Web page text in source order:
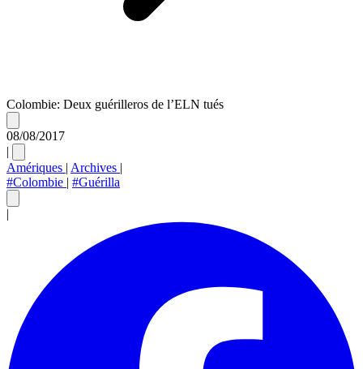
Colombie: Deux guérilleros de l’ELN tués
08/08/2017
|
Amériques | Archives |
#Colombie | #Guérilla
|